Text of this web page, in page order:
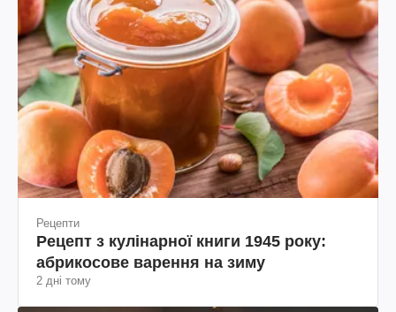
Рецепти
Рецепт з кулінарної книги 1945 року:
абрикосове варення на зиму
2 дні тому